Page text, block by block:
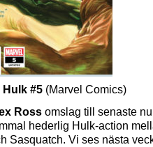
Hulk #5 (Marvel Comics)
Rossomslag till senaste
hederlig Hulk-action
Sasquatch. Vi ses nästa